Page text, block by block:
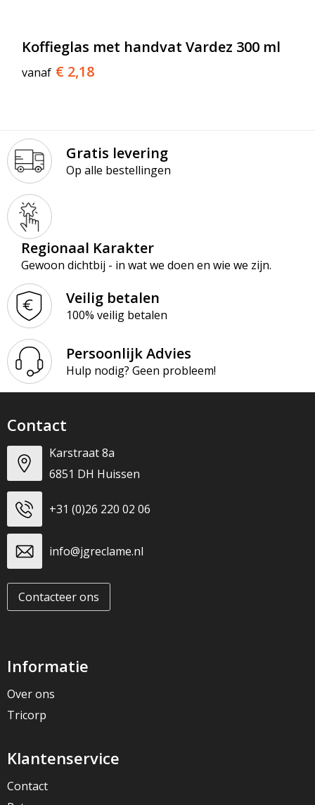
Koffieglas met handvat Vardez 300 ml
vanaf € 2,18
Gratis levering
Op alle bestellingen
Regionaal Karakter
Gewoon dichtbij - in wat we doen en wie we zijn.
Veilig betalen
100% veilig betalen
Persoonlijk Advies
Hulp nodig? Geen probleem!
Contact
Karstraat 8a
6851 DH Huissen
+31 (0)26 220 02 06
info@jgreclame.nl
Contacteer ons
Informatie
Over ons
Tricorp
Klantenservice
Contact